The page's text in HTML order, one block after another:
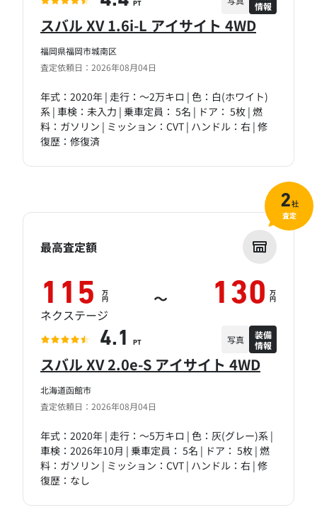
福岡県福岡市城南区
査定依頼日：2026年08月04日
スバル XV 1.6i-L アイサイト 4WD
年式：2020年 | 走行：～2万キロ | 色：白(ホワイト)
系 | 車検：未入力 | 乗車定員： 5名 | ドア： 5枚 | 燃
料：ガソリン | ミッション：CVT | ハンドル：右 | 修
復歴：修復済
PT
情報
北海道函館市
査定依頼日：2026年08月04日
スバル XV 2.0e-S アイサイト 4WD
年式：2020年 | 走行：～5万キロ | 色：灰(グレー)系 |
車検：2026年10月 | 乗車定員： 5名 | ドア： 5枚 | 燃
料：ガソリン | ミッション：CVT | ハンドル：右 | 修
復歴：なし
最高査定額
115 万
円 ～ 130 万
円
ネクステージ
4.1 PT 写真
装備
情報
2社
査定